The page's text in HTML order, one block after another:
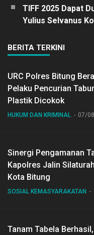
TIFF 2025 Dapat
Yulius Selvanus
BERITA TERKINI
URC Polres Bitung
Pelaku Pencurian
Plastik Dicokok
HUKUM DAN KRIMINAL 07/
Sinergi Pengamanan
Kapolres Jalin
Kota Bitung
SOSIAL KEMASYARAKATAN
Tanam Tabela